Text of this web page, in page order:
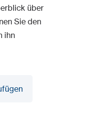
über
Sie den
ihn